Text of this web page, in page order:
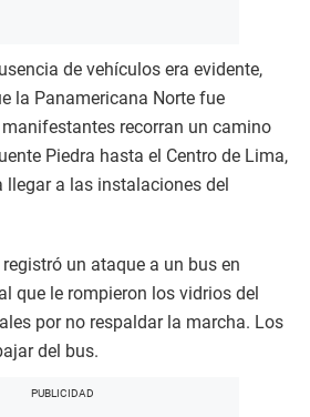
de vehículos era evidente,
la Panamericana Norte fue
recorran un camino
Piedra hasta el Centro de Lima,
llegar a las instalaciones del
un ataque a un bus en
que le rompieron los vidrios del
por no respaldar la marcha. Los
del bus.